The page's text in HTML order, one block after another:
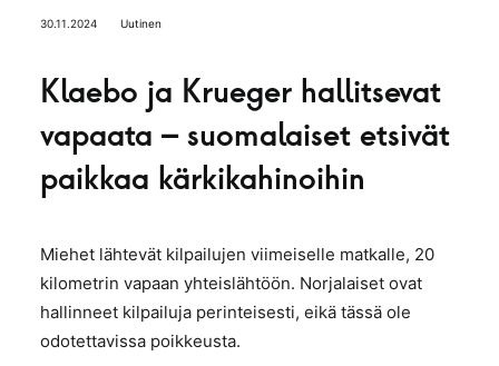
30.11.2024 Uutinen
Klaebo ja Krueger hallitsevat
vapaata – suomalaiset etsivät
paikkaa kärkikahinoihin
Miehet lähtevät kilpailujen viimeiselle matkalle, 20
kilometrin vapaan yhteislähtöön. Norjalaiset ovat
hallinneet kilpailuja perinteisesti, eikä tässä ole
odotettavissa poikkeusta.